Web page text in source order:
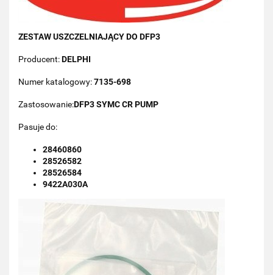
ZESTAW USZCZELNIAJĄCY DO DFP3
Producent:DELPHI
Numer katalogowy:7135-698
Zastosowanie:DFP3 SYMC CR PUMP
Pasuje do:
28460860
28526582
28526584
9422A030A